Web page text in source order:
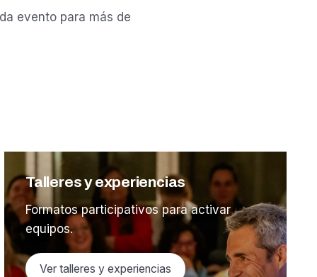
evento para más de
Talleres y experiencias
Formatos participativos para activar
equipos.
Ver talleres y experiencias